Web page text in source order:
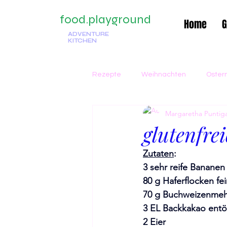
food.playground
ADVENTURE
KITCHEN
Home
Rezepte Weihnachten
Traditionell Italienisch
Winter
Silvester
Margaretha
Zutaten:
3 sehr reife Bananen
80 g Haferflocken
70 g
3 EL Backkakao
2 Eier